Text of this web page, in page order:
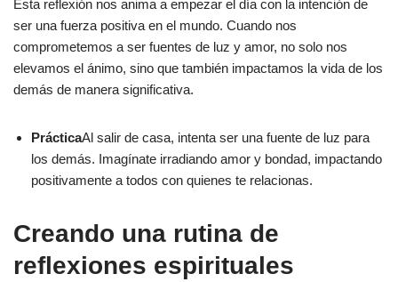
Esta reflexión nos anima a empezar el día con la intención de
ser una fuerza positiva en el mundo. Cuando nos
comprometemos a ser fuentes de luz y amor, no solo nos
elevamos el ánimo, sino que también impactamos la vida de los
demás de manera significativa.
PrácticaAl salir de casa, intenta ser una fuente de luz para
los demás. Imagínate irradiando amor y bondad, impactando
positivamente a todos con quienes te relacionas.
Creando una rutina de
reflexiones espirituales